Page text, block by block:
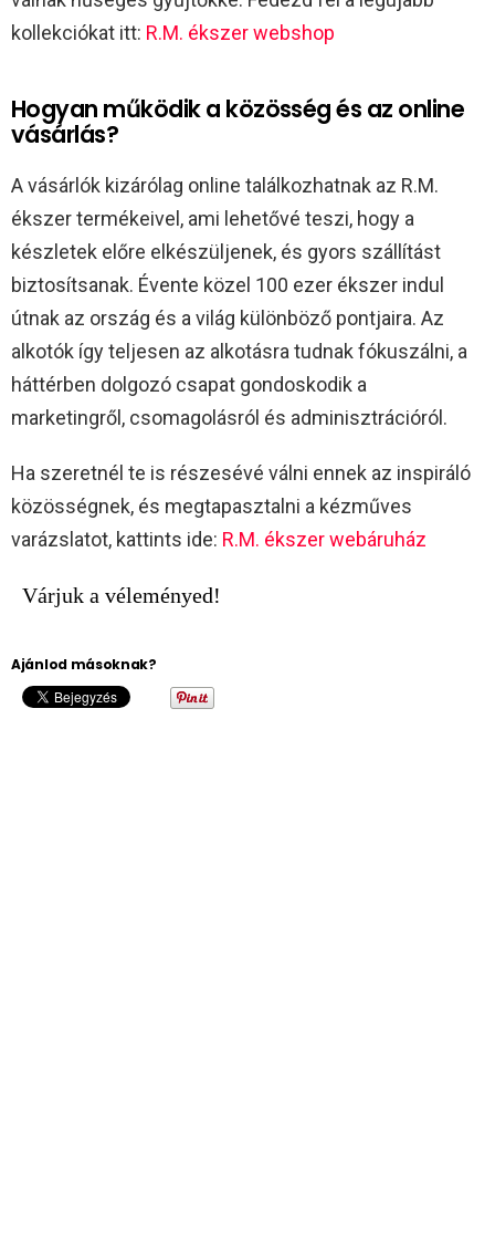
kollekciókat itt: R.M. ékszer webshop
Hogyan működik a közösség és az online
vásárlás?
A vásárlók kizárólag online találkozhatnak az R.M.
ékszer termékeivel, ami lehetővé teszi, hogy a
készletek előre elkészüljenek, és gyors szállítást
biztosítsanak. Évente közel 100 ezer ékszer indul
útnak az ország és a világ különböző pontjaira. Az
alkotók így teljesen az alkotásra tudnak fókuszálni, a
háttérben dolgozó csapat gondoskodik a
marketingről, csomagolásról és adminisztrációról.
Ha szeretnél te is részesévé válni ennek az inspiráló
közösségnek, és megtapasztalni a kézműves
varázslatot, kattints ide: R.M. ékszer webáruház
Várjuk a véleményed!
Ajánlod másoknak?